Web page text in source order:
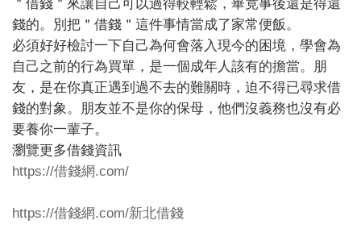
＂借錢＂來讓自己可以過得較輕鬆，畢竟事後還是得還
錢的。別把＂借錢＂這件事情當成了家常便飯。
必須好好檢討一下自己為何會落入現今的困境，學會為
自己之前的行為買單，是一個成年人該有的擔當。朋
友，是在你真正遇到過不去的難關時，迫不得已尋求借
錢的對象。朋友並不是你的保母，他們沒義務也沒有必
要養你一輩子。
瀏覽更多借錢資訊
https://借錢網.com/
https://借錢網.com/新北借錢